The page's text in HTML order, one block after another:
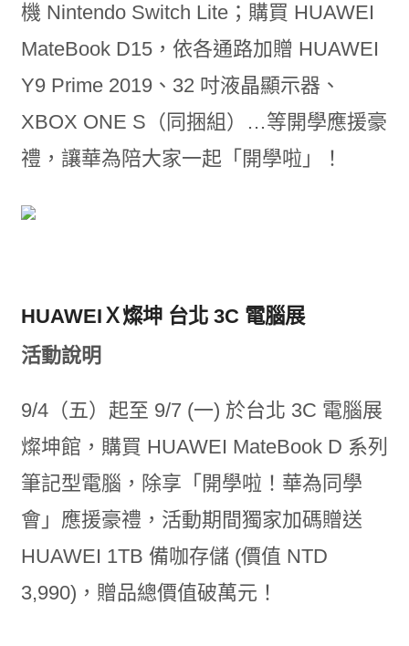
機 Nintendo Switch Lite；購買 HUAWEI
MateBook D15，依各通路加贈 HUAWEI
Y9 Prime 2019、32 吋液晶顯示器、
XBOX ONE S（同捆組）…等開學應援豪
禮，讓華為陪大家一起「開學啦」！
HUAWEIＸ燦坤 台北 3C 電腦展
活動說明
9/4（五）起至 9/7 (一) 於台北 3C 電腦展
燦坤館，購買 HUAWEI MateBook D 系列
筆記型電腦，除享「開學啦！華為同學
會」應援豪禮，活動期間獨家加碼贈送
HUAWEI 1TB 備咖存儲 (價值 NTD
3,990)，贈品總價值破萬元！